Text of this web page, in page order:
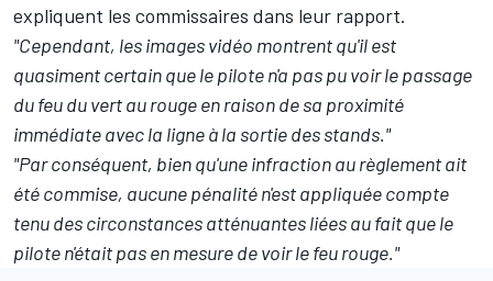
expliquent les commissaires dans leur rapport.
"Cependant, les images vidéo montrent qu'il est
quasiment certain que le pilote n'a pas pu voir le passage
du feu du vert au rouge en raison de sa proximité
immédiate avec la ligne à la sortie des stands."
"Par conséquent, bien qu'une infraction au règlement ait
été commise, aucune pénalité n'est appliquée compte
tenu des circonstances atténuantes liées au fait que le
pilote n'était pas en mesure de voir le feu rouge."